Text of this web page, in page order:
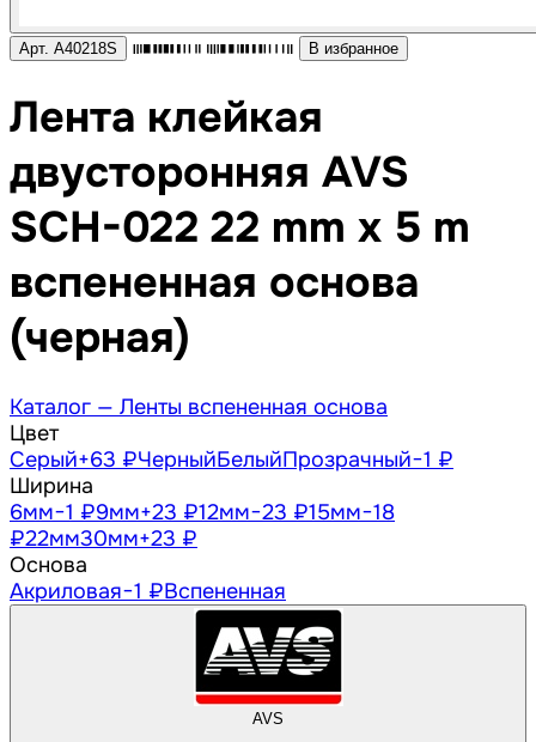
Арт. A40218S В избранное
Лента клейкая
двусторонняя AVS
SCH-022 22 mm x 5 m
вспененная основа
(черная)
Каталог — Ленты вспененная основа
Цвет
Серый+63 ₽ЧерныйБелыйПрозрачный−1 ₽
Ширина
6мм−1 ₽9мм+23 ₽12мм−23 ₽15мм−18
₽22мм30мм+23 ₽
Основа
Акриловая−1 ₽Вспененная
AVS